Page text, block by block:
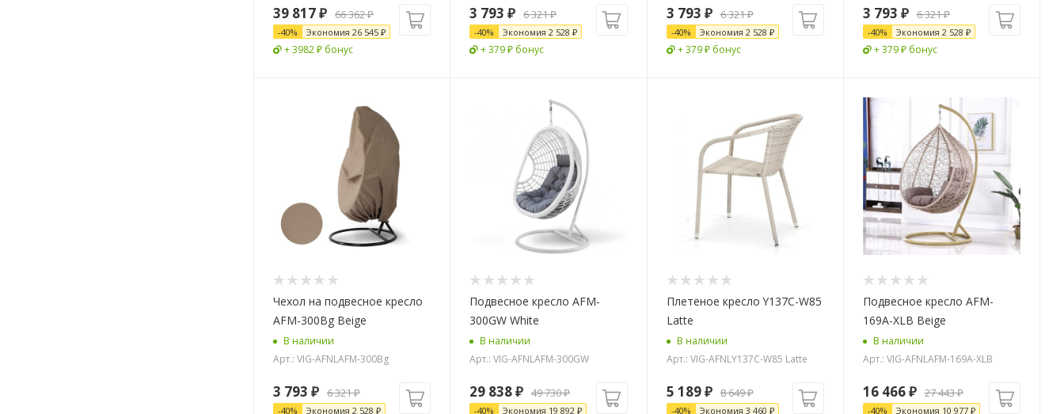
39 817₽ 66 362₽
-40% Экономия 26 545 ₽
+ 3982 ₽ бонус
3 793 ₽ 6 321₽
-40% Экономия 2 528 ₽
+ 379 ₽ бонус
3 793 ₽ 6 321₽
-40% Экономия 2 528 ₽
+ 379 ₽ бонус
3 793 ₽ 6 321₽
-40% Экономия 2 528 ₽
+ 379 ₽ бонус
Чехол на подвесное кресло
AFM-300Bg Beige
В наличии
Арт.: VIG-AFNLAFM-300Bg
3 793 ₽ 6 321₽
-40% Экономия 2 528 ₽
Подвесное кресло AFM-
300GW White
В наличии
Арт.: VIG-AFNLAFM-300GW
29 838₽ 49 730₽
-40% Экономия 19 892 ₽
Плетеное кресло Y137C-W85
Latte
В наличии
Арт.: VIG-AFNLY137C-W85 Latte
5 189₽ 8 649₽
-40% Экономия 3 460 ₽
Подвесное кресло AFM-
169A-XLB Beige
В наличии
Арт.: VIG-AFNLAFM-169A-XLB
16 466₽ 27 443₽
-40% Экономия 10 977₽